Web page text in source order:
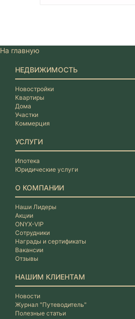
На главную
НЕДВИЖИМОСТЬ
Новостройки
Квартиры
Дома
Участки
Коммерция
УСЛУГИ
Ипотека
Юридические услуги
О КОМПАНИИ
Наши Лидеры
Акции
ONYX-VIP
Сотрудники
Награды и сертификаты
Вакансии
Отзывы
НАШИМ КЛИЕНТАМ
Новости
Журнал "Путеводитель"
Полезные статьи